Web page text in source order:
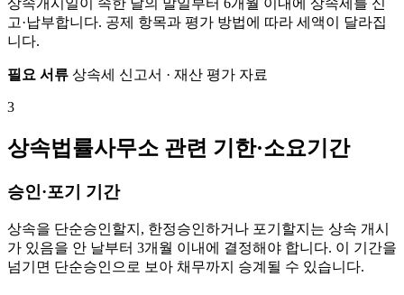
고·납부합니다. 공제 항목과 평가 방법에 따라 세액이 달라집
니다.
필요 서류 상속세 신고서 · 재산 평가 자료
3
상속법률사무소 관련 기한·소요기간
승인·포기 기간
상속을 단순승인할지, 한정승인하거나 포기할지는 상속 개시
가 있음을 안 날부터 3개월 이내에 결정해야 합니다. 이 기간을
넘기면 단순승인으로 보아 채무까지 승계될 수 있습니다.